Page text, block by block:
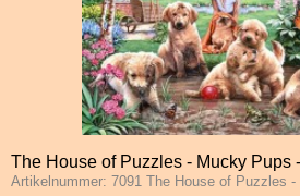
The House of Puzzles - Mucky Pups
Artikelnummer: 7091 The House of Puzzles